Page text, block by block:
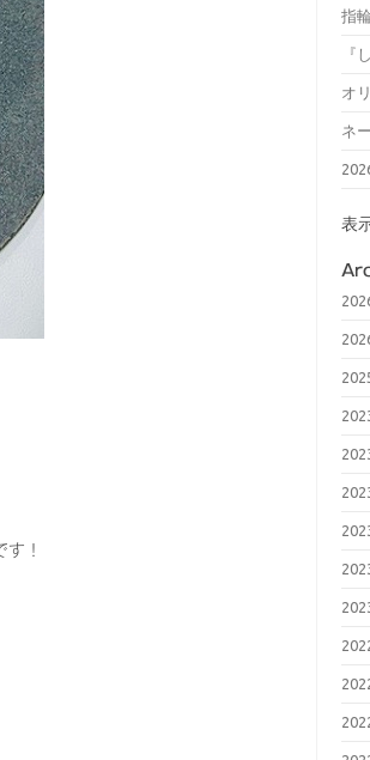
！
指
『
オ
ネ
表